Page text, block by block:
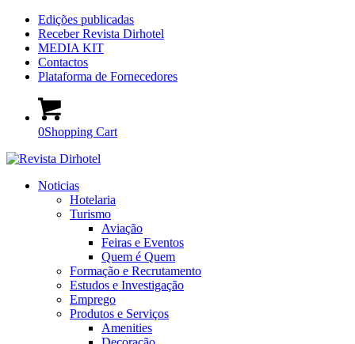
Edições publicadas
Receber Revista Dirhotel
MEDIA KIT
Contactos
Plataforma de Fornecedores
0Shopping Cart
Noticias
Hotelaria
Turismo
Aviação
Feiras e Eventos
Quem é Quem
Formação e Recrutamento
Estudos e Investigação
Emprego
Produtos e Serviços
Amenities